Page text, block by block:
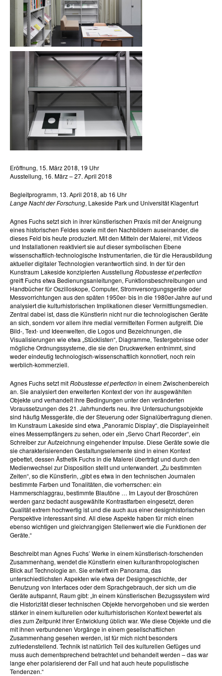
Eröffnung, 15. März 2018, 19 Uhr
Ausstellung, 16. März – 27. April 2018
Begleitprogramm, 13. April 2018, ab 16 Uhr
Lange Nacht der Forschung, Lakeside Park und Universität Klagenfurt
Agnes Fuchs setzt sich in ihrer künstlerischen Praxis mit der Aneignung
eines historischen Feldes sowie mit den Nachbildern auseinander, die
dieses Feld bis heute produziert. Mit den Mitteln der Malerei, mit Videos
und Installationen reaktiviert sie auf dieser symbolischen Ebene
wissenschaftlich-technologische Instrumentarien, die für die Herausbildung
aktueller digitaler Technologien verantwortlich sind. In der für den
Kunstraum Lakeside konzipierten Ausstellung Robustesse et perfection
greift Fuchs etwa Bedienungsanleitungen, Funktionsbeschreibungen und
Handbücher für Oszilloskope, Computer, Stromversorgungsgeräte oder
Messvorrichtungen aus den späten 1950er- bis in die 1980er-Jahre auf und
analysiert die kulturhistorischen Implikationen dieser Vermittlungsmedien.
Zentral dabei ist, dass die Künstlerin nicht nur die technologischen Geräte
an sich, sondern vor allem ihre medial vermittelten Formen aufgreift. Die
Bild-, Text- und Ideenwelten, die Logos und Bezeichnungen, die
Visualisierungen wie etwa „Stücklisten“, Diagramme, Testergebnisse oder
mögliche Ordnungssysteme, die sie den Druckwerken entnimmt, sind
weder eindeutig technologisch-wissenschaftlich konnotiert, noch rein
werblich-kommerziell.
Agnes Fuchs setzt mitRobustesse et perfectionin einem Zwischenbereich
an. Sie analysiert den erweiterten Kontext der von ihr ausgewählten
Objekte und verhandelt ihre Bedingungen unter den veränderten
Voraussetzungen des 21. Jahrhunderts neu. Ihre Untersuchungsobjekte
sind häufig Messgeräte, die der Steuerung oder Signalübertragung dienen.
Im Kunstraum Lakeside sind etwa „Panoramic Display“, die Displayeinheit
eines Messempfängers zu sehen, oder ein „Servo Chart Recorder“, ein
Schreiber zur Aufzeichnung eingehender Impulse. Diese Geräte sowie die
sie charakterisierenden Gestaltungselemente sind in einen Kontext
gebettet, dessen Ästhetik Fuchs in die Malerei überträgt und durch den
Medienwechsel zur Disposition stellt und unterwandert. „Zu bestimmten
Zeiten“, so die Künstlerin, „gibt es etwa in den technischen Journalen
bestimmte Farben und Tonalitäten, die vorherrschen: ein
Hammerschlaggrau, bestimmte Blautöne … Im Layout der Broschüren
werden ganz bedacht ausgewählte Kontrastfarben eingesetzt, deren
Qualität extrem hochwertig ist und die auch aus einer designhistorischen
Perspektive interessant sind. All diese Aspekte haben für mich einen
ebenso wichtigen und gleichrangigen Stellenwert wie die Funktionen der
Geräte.“
Beschreibt man Agnes Fuchs’ Werke in einem künstlerisch-forschenden
Zusammenhang, wendet die Künstlerin einen kulturanthropologischen
Blick auf Technologie an. Sie entwirft ein Panorama, das
unterschiedlichsten Aspekten wie etwa der Designgeschichte, der
Benutzung von Interfaces oder dem Sprachgebrauch, der sich um die
Geräte aufspannt, Raum gibt: „In einem künstlerischen Bezugssystem wird
die Historizität dieser technischen Objekte hervorgehoben und sie werden
stärker in einem kulturellen oder kulturhistorischen Kontext bewertet als
dies zum Zeitpunkt ihrer Entwicklung üblich war. Wie diese Objekte und die
mit ihnen verbundenen Vorgänge in einem gesellschaftlichen
Zusammenhang gesehen werden, ist für mich nicht besonders
zufriedenstellend. Technik ist natürlich Teil des kulturellen Gefüges und
muss auch dementsprechend betrachtet und behandelt werden – das war
lange eher polarisierend der Fall und hat auch heute populistische
Tendenzen.“